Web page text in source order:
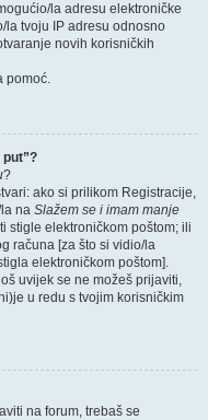
la adresu elektroničke
la tvoju IP adresu odnosno
novih korisničkih
pomoć.
?
ako si prilikom Registracije,
na Slažem se i imam manje
stigle elektroničkom poštom; ili
računa [za što si vidio/la
elektroničkom poštom].
uvijek se ne možeš prijaviti,
u redu s tvojim korisničkim
na forum, trebaš se